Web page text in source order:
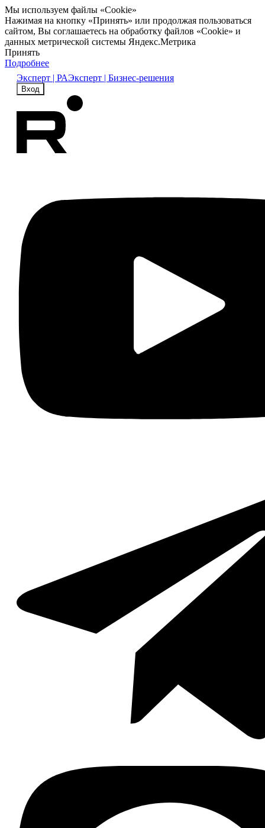
Мы используем файлы «Cookie»
Нажимая на кнопку «Принять» или продолжая пользоваться
сайтом, Вы соглашаетесь на обработку файлов «Cookie» и
данных метрической системы Яндекс.Метрика
Принять
Подробнее
Эксперт | РАЭксперт | Бизнес-решения
Вход